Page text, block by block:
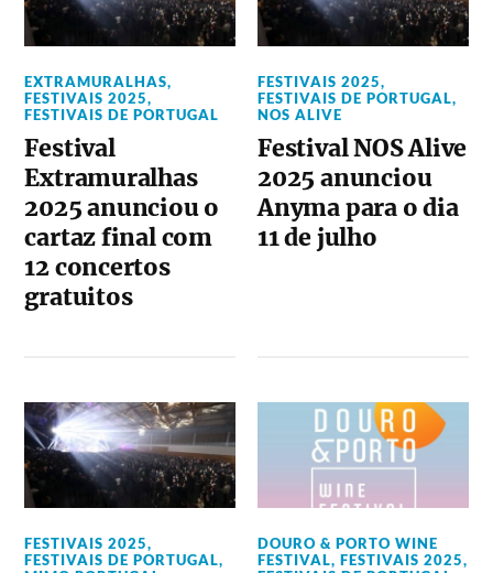
EXTRAMURALHAS,
FESTIVAIS 2025,
FESTIVAIS DE PORTUGAL
Festival
Extramuralhas
2025 anunciou o
cartaz final com
12 concertos
gratuitos
FESTIVAIS 2025,
FESTIVAIS DE PORTUGAL,
NOS ALIVE
Festival NOS Alive
2025 anunciou
Anyma para o dia
11 de julho
FESTIVAIS 2025,
FESTIVAIS DE PORTUGAL,
DOURO & PORTO WINE
FESTIVAL,FESTIVAIS 2025,